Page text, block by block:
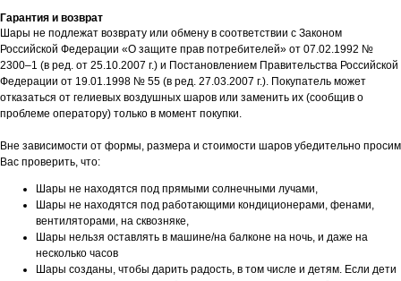
Гарантия и возврат
Шары не подлежат возврату или обмену в соответствии с Законом
Российской Федерации «О защите прав потребителей» от 07.02.1992 №
2300–1 (в ред. от 25.10.2007 г.) и Постановлением Правительства Российской
Федерации от 19.01.1998 № 55 (в ред. 27.03.2007 г.). Покупатель может
отказаться от гелиевых воздушных шаров или заменить их (сообщив о
проблеме оператору) только в момент покупки.
Вне зависимости от формы, размера и стоимости шаров убедительно просим
Вас проверить, что:
Шары не находятся под прямыми солнечными лучами,
Шары не находятся под работающими кондиционерами, фенами,
вентиляторами, на сквозняке,
Шары нельзя оставлять в машине/на балконе на ночь, и даже на
несколько часов
Шары созданы, чтобы дарить радость, в том числе и детям. Если дети